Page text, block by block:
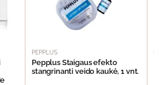
PEPPLUS
Pepplus Staigaus efekto
stangrinanti veido kaukė, 1 vnt.